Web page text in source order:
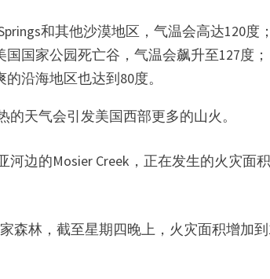
和其他沙漠地区，气温会高达120度；
国家公园死亡谷，气温会飙升至127度；
沿海地区也达到80度。
的天气会引发美国西部更多的山火。
河边的Mosier Creek，正在发生的火灾面
森林，截至星期四晚上，火灾面积增加